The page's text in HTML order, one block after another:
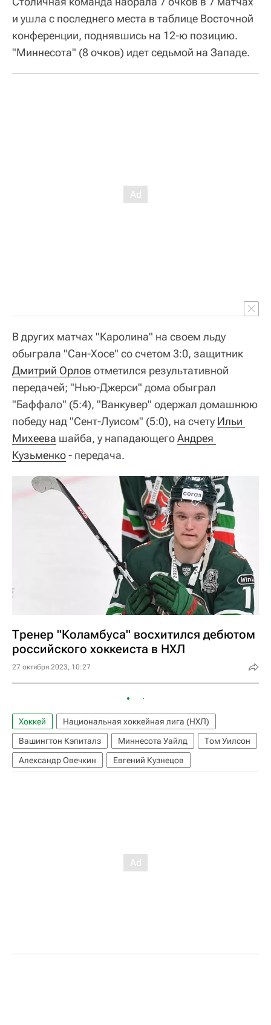
и ушла с последнего места в таблице Восточной
конференции, поднявшись на 12-ю позицию.
"Миннесота" (8 очков) идет седьмой на Западе.
В других матчах "Каролина" на своем льду
обыграла "Сан-Хосе" со счетом 3:0, защитник
Дмитрий Орлов отметился результативной
передачей; "Нью-Джерси" дома обыграл
"Баффало" (5:4), "Ванкувер" одержал домашнюю
победу над "Сент-Луисом" (5:0), на счету Ильи
Михеева шайба, у нападающегоАндрея
Кузьменко- передача.
Тренер "Коламбуса" восхитился дебютом
российского хоккеиста в НХЛ
27 октября 2023, 10:27
Хоккей
Национальная хоккейная лига (НХЛ)
Вашингтон Кэпиталз
Миннесота Уайлд
Том Уилсон
Александр Овечкин
Евгений Кузнецов